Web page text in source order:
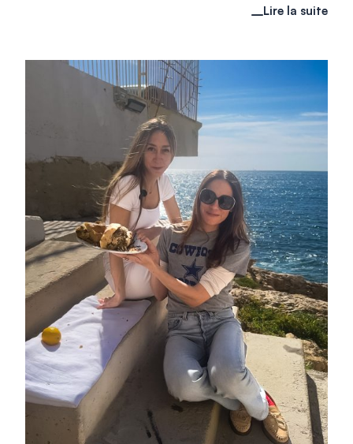
Lire la suite